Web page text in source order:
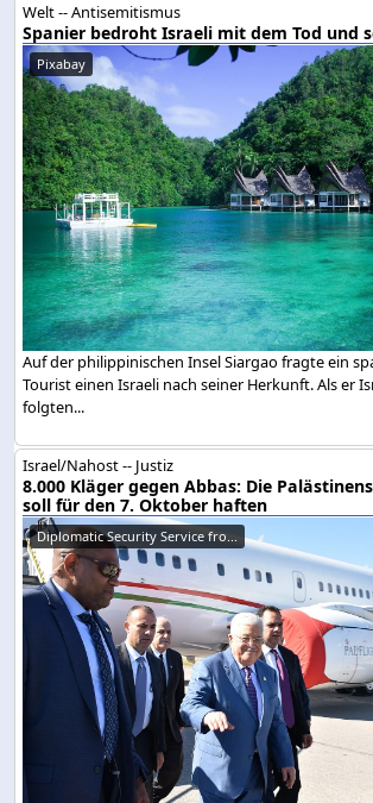
Welt -- Antisemitismus
Spanier bedroht Israeli mit dem Tod und
Pixabay
Auf der philippinischen Insel Siargao fragte ein
Tourist einen Israeli nach seiner Herkunft. Als er
folgten...
Israel/Nahost -- Justiz
8.000 Kläger gegen Abbas: Die
soll für den 7. Oktober haften
Diplomatic Security Service fro...